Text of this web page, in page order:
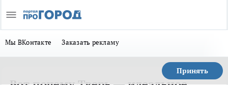
Мы ВКонтакте Заказать рекламу
Принять